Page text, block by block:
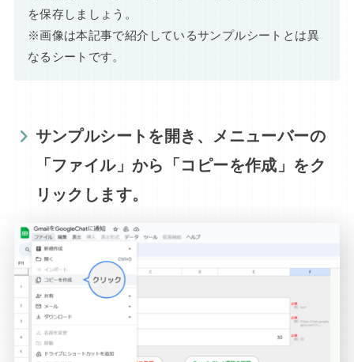
を保存しましょう。
※画像は本記事で紹介しているサンプルシートとは異
なるシートです。
サンプルシートを開き、メニューバーの
「ファイル」から「コピーを作成」をク
リックします。